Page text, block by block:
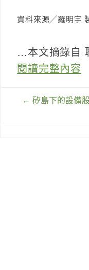
資料來源╱羅明宇
…本文摘錄自
閱讀完整內容
文
← 矽島下的設備